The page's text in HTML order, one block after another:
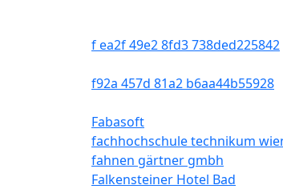
f ea2f 49e2 8fd3 738ded225842
f92a 457d 81a2 b6aa44b55928
Fabasoft
fachhochschule technikum
fahnen gärtner gmbh
Falkensteiner Hotel Bad